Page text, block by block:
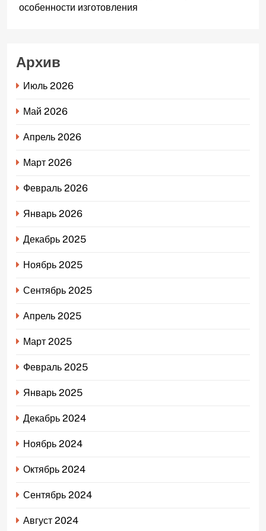
особенности изготовления
Архив
Июль 2026
Май 2026
Апрель 2026
Март 2026
Февраль 2026
Январь 2026
Декабрь 2025
Ноябрь 2025
Сентябрь 2025
Апрель 2025
Март 2025
Февраль 2025
Январь 2025
Декабрь 2024
Ноябрь 2024
Октябрь 2024
Сентябрь 2024
Август 2024